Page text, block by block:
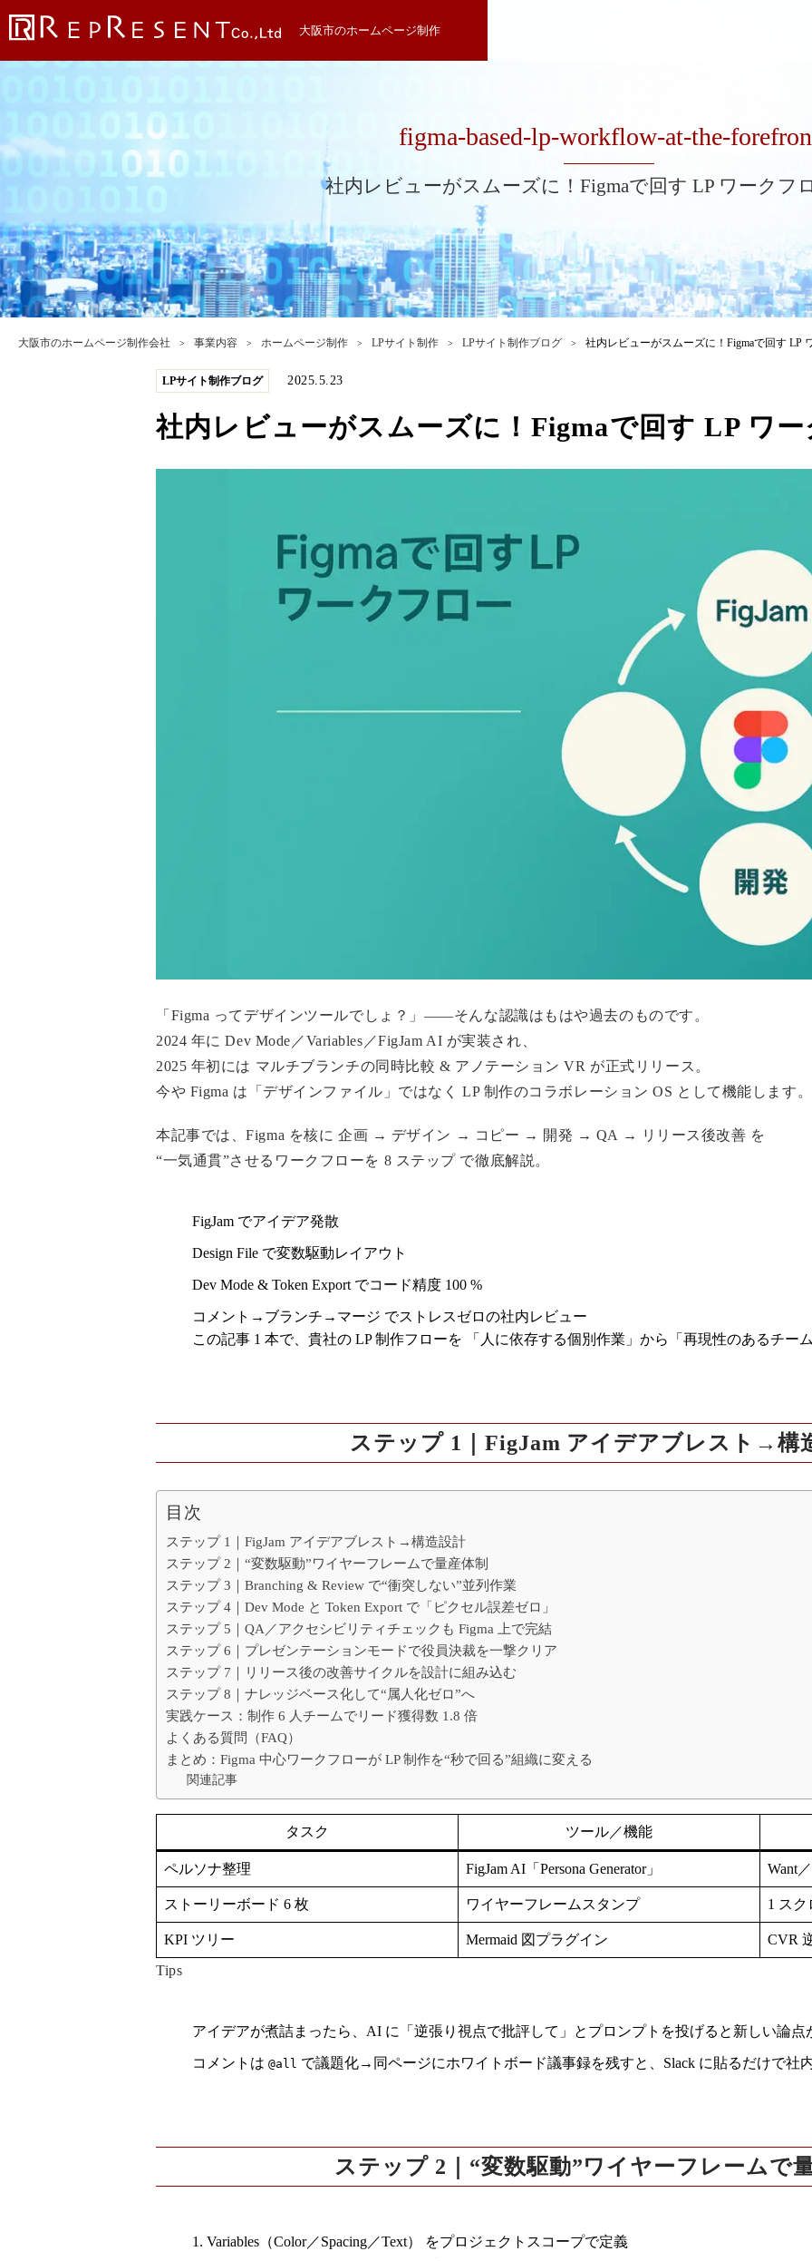
大阪市のホームページ制作
figma-based-lp-workflow-at-the-
社内レビューがスムーズに！Figmaで回す LP ワークフ
大阪市のホームページ制作会社 事業内容 ホームページ制作 LPサイト制作 LPサイト制作ブログ 社内レビューがスムーズに！Figmaで回す LP
LPサイト制作ブログ 2025.5.23
社内レビューがスムーズに！Figmaで回す LP ワ
「Figma ってデザインツールでしょ？」——そんな認識はもはや過去のものです。
2024 年にDev Mode／Variables／FigJam AI が実装され、
2025 年初には マルチブランチの同時比較 & アノテーション VR が正式リリース。
今や Figma は「デザインファイル」ではなく LP 制作のコラボレーション OS として機能します。
本記事では、Figma を核に 企画 → デザイン → コピー → 開発 → QA → リリース後改善 を
“一気通貫”させるワークフローを 8 ステップで徹底解説。
FigJam でアイデア発散
Design File で変数駆動レイアウト
Dev Mode & Token Export でコード精度 100 %
コメント→ブランチ→マージ でストレスゼロの社内レビュー
この記事 1 本で、貴社の LP 制作フローを
「人に依存する個別作業」から「再現性のあるチー
ステップ 1｜FigJam アイデアブレスト→構
目次
ステップ 1｜FigJam アイデアブレスト→構造設計
ステップ 2｜“変数駆動”ワイヤーフレームで量産体制
ステップ 3｜Branching & Review で“衝突しない”並列作業
ステップ 4｜Dev Mode と Token Export で「ピクセル誤差ゼロ」
ステップ 5｜QA／アクセシビリティチェックも Figma 上で完結
ステップ 6｜プレゼンテーションモードで役員決裁を一撃クリア
ステップ 7｜リリース後の改善サイクルを設計に組み込む
ステップ 8｜ナレッジベース化して“属人化ゼロ”へ
実践ケース：制作 6 人チームでリード獲得数 1.8 倍
よくある質問（FAQ）
まとめ：Figma 中心ワークフローが LP 制作を“秒で回る”組織に変える
関連記事
タスク ツール／機能
ペルソナ整理 FigJam AI「Persona Generator」 Want
ストーリーボード 6 枚 ワイヤーフレームスタンプ 1 ス
KPI ツリー Mermaid 図プラグイン
CVR
Tips
アイデアが煮詰まったら、AI に「逆張り視点で批評して」とプロンプトを投げると新しい論点
コメントは @all で議題化→同ページにホワイトボード議事録を残すと、Slack に貼るだけで社
ステップ 2｜“変数駆動”ワイヤーフレームで
Variables（Color／Spacing／Text）
をプロジェクトスコープで定義